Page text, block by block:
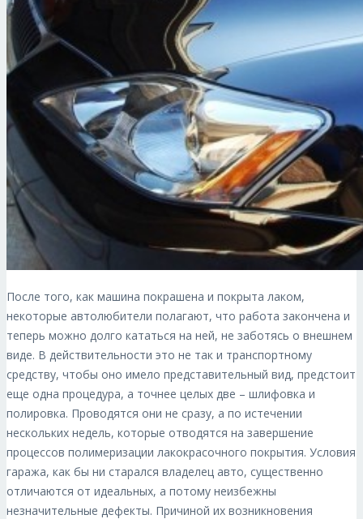
После того, как машина покрашена и покрыта лаком,
некоторые автолюбители полагают, что работа закончена и
теперь можно долго кататься на ней, не заботясь о внешнем
виде. В действительности это не так и транспортному
средству, чтобы оно имело представительный вид, предстоит
еще одна процедура, а точнее целых две – шлифовка и
полировка. Проводятся они не сразу, а по истечении
нескольких недель, которые отводятся на завершение
процессов полимеризации лакокрасочного покрытия. Условия
гаража, как бы ни старался владелец авто, существенно
отличаются от идеальных, а потому неизбежны
незначительные дефекты. Причиной их возникновения